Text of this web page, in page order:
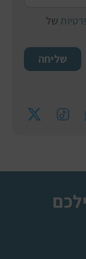
של
שליחה